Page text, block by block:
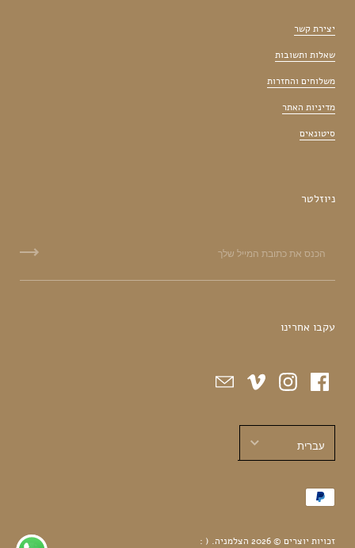
יצירת קשר
שאלות ותשובות
משלוחים והחזרות
מדיניות האתר
סיטונאים
ניוזלטר
עקבו אחרינו
עברית
זכויות יוצרים © 2026 הצלמניה.
( :